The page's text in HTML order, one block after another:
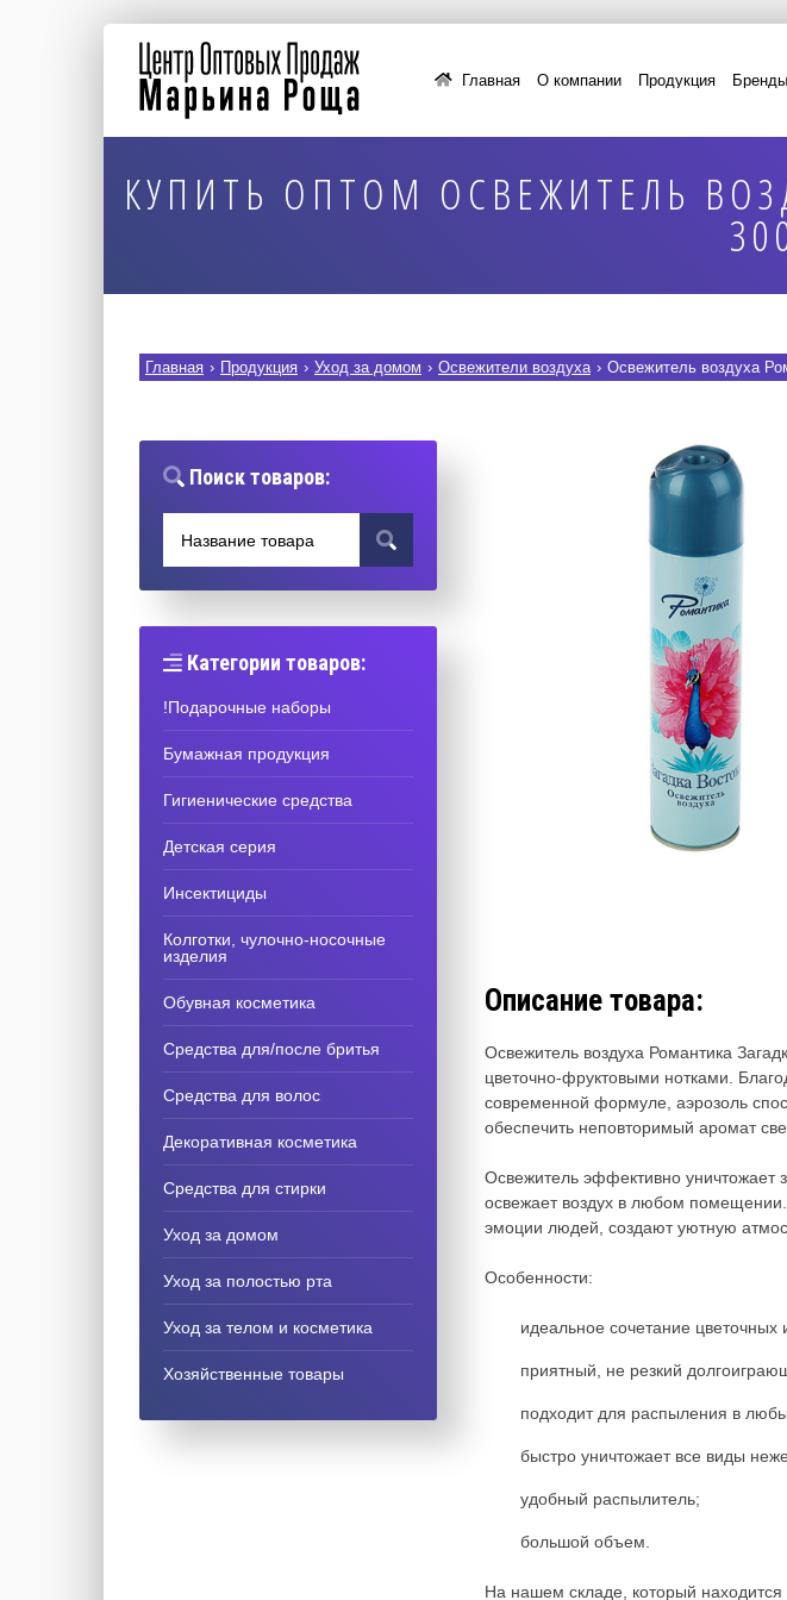
Главная О компании Продукция Бренды
КУПИТЬ ОПТОМ ОСВЕЖИТЕЛЬ
Главная › Продукция › Уход за домом › Освежители воздуха › Освежитель воздуха
Поиск товаров:
Категории товаров:
!Подарочные наборы
Бумажная продукция
Гигиенические средства
Детская серия
Инсектициды
Колготки, чулочно-носочные
изделия
Обувная косметика
Средства для/после бритья
Средства для волос
Декоративная косметика
Средства для стирки
Уход за домом
Уход за полостью рта
Уход за телом и косметика
Хозяйственные товары
Описание товара:
Освежитель воздуха Романтика
цветочно-фруктовыми нотками.
современной формуле, аэрозоль
обеспечить неповторимый аромат
Освежитель эффективно уничтожает
освежает воздух в любом
эмоции людей, создают уютную
Особенности:
идеальное сочетание
приятный, не резкий
подходит для распыления в
быстро уничтожает все виды
удобный распылитель;
большой объем.
На нашем складе, который находится